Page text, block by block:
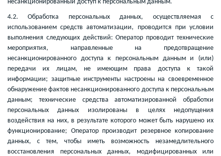
несанкционированный доступ к персональным данным.
4.2. Обработка персональных данных, осуществляемая с
использованием средств автоматизации, проводится при условии
выполнения следующих действий: Оператор проводит технические
мероприятия, направленные на предотвращение
несанкционированного доступа к персональным данным и (или)
передачи их лицам, не имеющим права доступа к такой
информации; защитные инструменты настроены на своевременное
обнаружение фактов несанкционированного доступа к персональным
данным; технические средства автоматизированной обработки
персональных данных изолированы в целях недопущения
воздействия на них, в результате которого может быть нарушено их
функционирование; Оператор производит резервное копирование
данных, с тем, чтобы иметь возможность незамедлительного
восстановления персональных данных, модифицированных или